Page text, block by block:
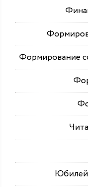
Формирование